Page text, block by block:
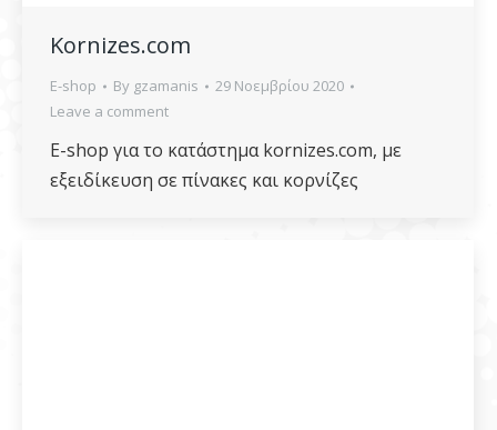
Kornizes.com
E-shop By gzamanis
29 Νοεμβρίου 2020
Leave a comment
E-shop για το κατάστημα kornizes.com, με
εξειδίκευση σε πίνακες και κορνίζες